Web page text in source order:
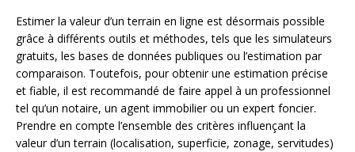
Estimer la valeur d’un terrain en ligne est désormais possible
grâce à différents outils et méthodes, tels que les simulateurs
gratuits, les bases de données publiques ou l’estimation par
comparaison. Toutefois, pour obtenir une estimation précise
et fiable, il est recommandé de faire appel à un professionnel
tel qu’un notaire, un agent immobilier ou un expert foncier.
Prendre en compte l’ensemble des critères influençant la
valeur d’un terrain (localisation, superficie, zonage, servitudes)